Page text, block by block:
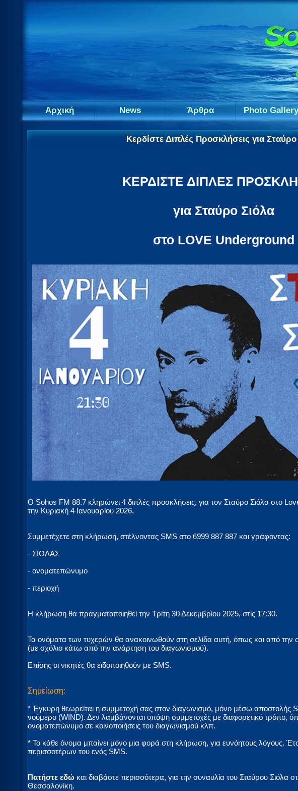
Αρχική News Άρθρα Photo Gallery
Κερδίστε Διπλές Προσκλήσεις για Σταύρο
ΚΕΡΔΙΣΤΕ ΔΙΠΛΕΣ
για Σταύρο Σιόλα
στο LOVE Underground
Ο Sohos FM 88.7 κληρώνει 4 διπλές προσκλήσεις, για τον Σταύρο Σιόλα στο
την Κυριακή 4 Ιανουαρίου 2026.
Συμμετέχετε στη κλήρωση, στέλνοντας SMS στο 6999 887 887 και γράφοντας:
- ΣΙΟΛΑΣ
- ονοματεπώνυμο
- περιοχή
Η κλήρωση θα πραγματοποιηθεί την Τρίτη 30 Δεκεμβρίου 2025, στις 17:30.
Τα ονόματα των τυχερών θα ανακοινωθούν στη σελίδα αυτή, όπως και από την
(με σχόλιο κάτω από την ανάρτηση του διαγωνισμού).
Επίσης οι νικητές θα ειδοποιηθούν με SMS.
Σημείωση:
* Έγκυρη θεωρείται η συμμετοχή σας στον διαγωνισμό, μόνο μέσω
νούμερο (WIND). Δεν λαμβάνονται υπόψη συμμετοχές με διαφορετικό τρόπο,
ονοματεπώνυμο σε κοινοποιήσεις του διαγωνισμού κλπ.
* Το κάθε όνομα μπαίνει μόνο μια φορά στη κλήρωση, για ευνόητους λόγους.
περισσοτέρων του ενός SMS.
Πατήστε εδώ και διαβάστε περισσότερα, για την συναυλία του Σταύρου Σιόλα
Θεσσαλονίκη.